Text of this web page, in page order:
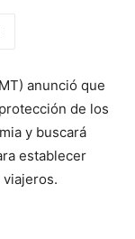
anunció que
de los
y buscará
establecer